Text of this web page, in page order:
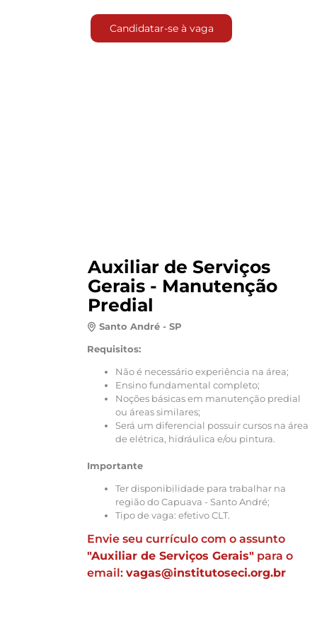
Envie seu currículo com o assunto
"Auxiliar de Serviços Gerais" para o
email: vagas@institutoseci.org.br
Requisitos:
Não é necessário experiência na área;
Ensino fundamental completo;
Noções básicas em manutenção predial
ou áreas similares;
Será um diferencial possuir cursos na área
de elétrica, hidráulica e/ou pintura.
Importante
Ter disponibilidade para trabalhar na
região do Capuava - Santo André;
Tipo de vaga: efetivo CLT.
Auxiliar de Serviços
Gerais - Manutenção
Predial
Santo André - SP
Candidatar-se à vaga